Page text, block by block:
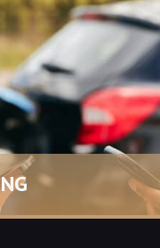
tar
det har en spärrtid
och/eller utfärda
i trafik
att rätta sig efter de